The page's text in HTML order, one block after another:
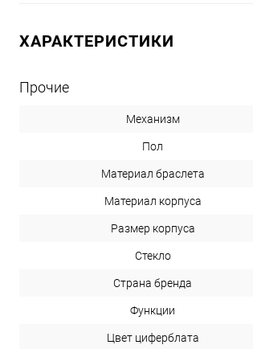
ХАРАКТЕРИСТИКИ
Прочие
Механизм
Пол
Материал браслета
Материал корпуса
Размер корпуса
Стекло
Страна бренда
Функции
Цвет циферблата